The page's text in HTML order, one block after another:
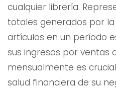
cualquier librería.
totales generados por
artículos en un período
sus ingresos por ventas
mensualmente es
salud financiera de su